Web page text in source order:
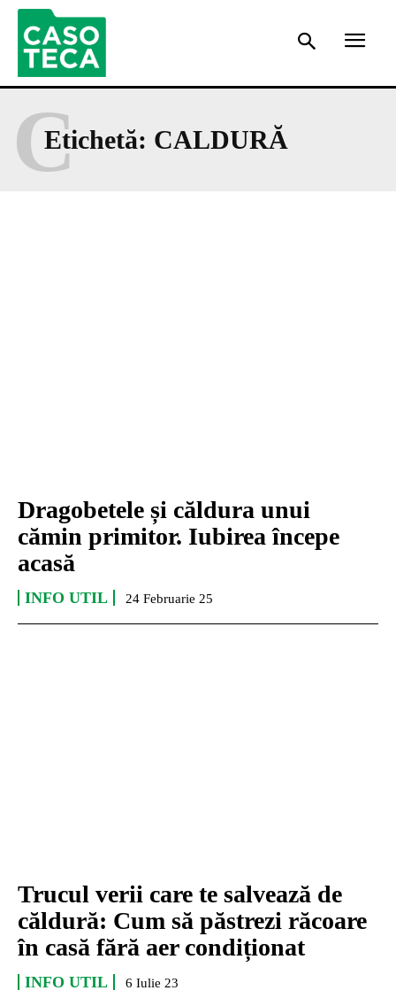
Etichetă: CALDURĂ
C
Dragobetele și căldura unui
cămin primitor. Iubirea începe
acasă
INFO UTIL 24 Februarie 25
Trucul verii care te salvează de
căldură: Cum să păstrezi răcoare
în casă fără aer condiționat
INFO UTIL 6 Iulie 23